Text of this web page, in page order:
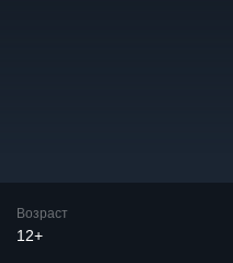
Возраст
12+